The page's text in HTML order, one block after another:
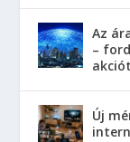
Az
–
Új